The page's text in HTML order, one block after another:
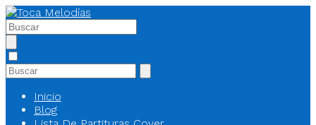
Inicio
Blog